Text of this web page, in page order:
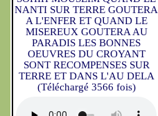
NANTI SUR TERRE GOUTERA
A L'ENFER ET QUAND LE
MISEREUX GOUTERA AU
PARADIS LES BONNES
OEUVRES DU CROYANT
SONT RECOMPENSES SUR
TERRE ET DANS L'AU DELA
(Téléchargé 3566 fois)